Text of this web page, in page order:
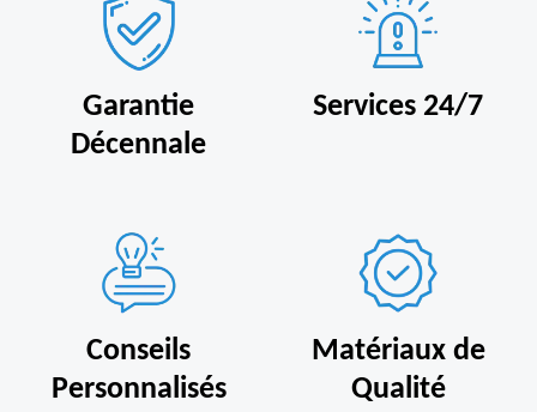
Garantie
Décennale
Services 24/7
Conseils
Personnalisés
Matériaux de
Qualité